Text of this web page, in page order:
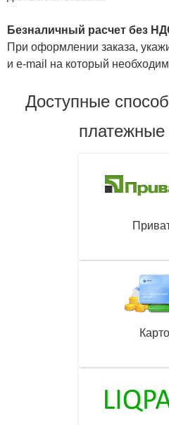
Безналичный расчет без
При оформлении заказа,
и e-mail на который
Доступные